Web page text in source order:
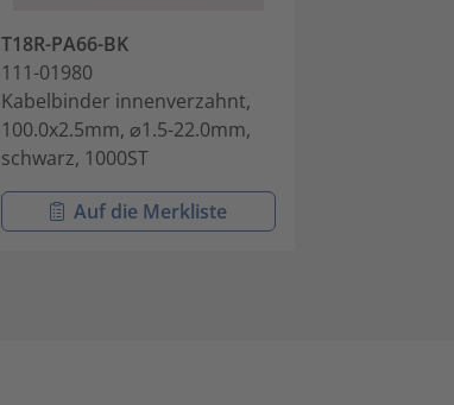
T18R-PA66-BK
111-01980
Kabelbinder innenverzahnt,
100.0x2.5mm, ⌀1.5-22.0mm,
schwarz, 1000ST
Auf die Merkliste